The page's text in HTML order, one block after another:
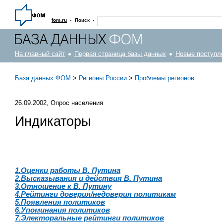
fom.ru · Поиск ·
На главный сайт Первая страница базы данных Новые
База данных ФОМ > Регионы России > Проблемы регионов
26.09.2002, Опрос населения
Индикаторы
1.Оценки работы В. Путина
2.Высказывания и действия В. Путина
3.Отношение к В. Путину
4.Рейтинги доверия/недоверия политикам
5.Появления политиков
6.Упоминания политиков
7.Электоральные рейтинги политиков